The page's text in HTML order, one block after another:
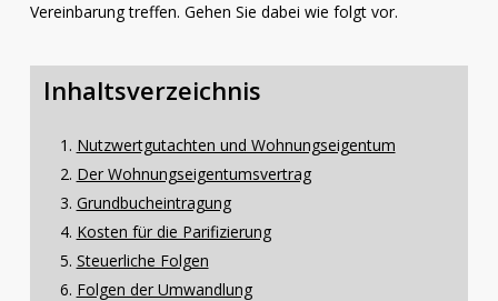
Vereinbarung treffen. Gehen Sie dabei wie folgt vor.
Inhaltsverzeichnis
Nutzwertgutachten und Wohnungseigentum
Der Wohnungseigentumsvertrag
Grundbucheintragung
Kosten für die Parifizierung
Steuerliche Folgen
Folgen der Umwandlung